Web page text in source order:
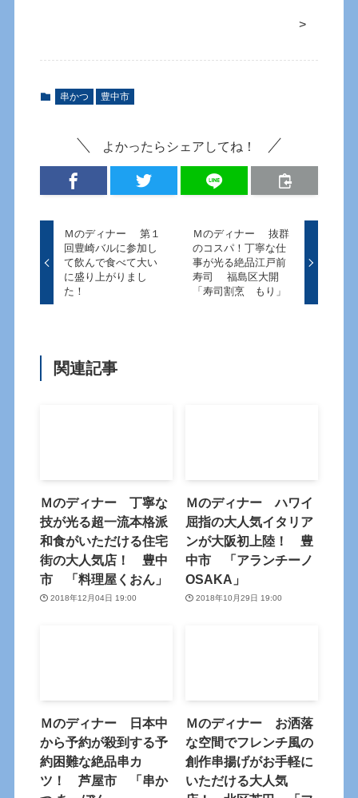
>
串かつ 豊中市
よかったらシェアしてね！
Ｍのディナー 第１
回豊崎バルに参加し
て飲んで食べて大い
に盛り上がりまし
た！
Ｍのディナー 抜群
のコスパ！丁寧な仕
事が光る絶品江戸前
寿司 福島区大開
「寿司割烹 もり」
関連記事
Ｍのディナー 丁寧な
技が光る超一流本格派
和食がいただける住宅
街の大人気店！ 豊中
市 「料理屋くおん」
2018年12月04日 19:00
Ｍのディナー ハワイ
屈指の大人気イタリア
ンが大阪初上陸！ 豊
中市 「アランチーノ
OSAKA」
2018年10月29日 19:00
Ｍのディナー 日本中
から予約が殺到する予
約困難な絶品串カ
ツ！ 芦屋市 「串か
Ｍのディナー お洒落
な空間でフレンチ風の
創作串揚げがお手軽に
いただける大人気